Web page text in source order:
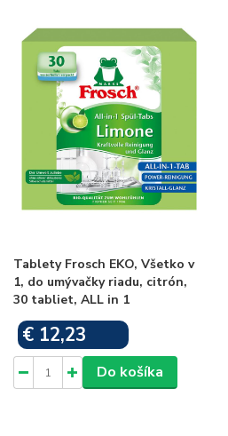
Tablety Frosch EKO, Všetko v
1, do umývačky riadu, citrón,
30 tabliet, ALL in 1
€ 12,23
Do košíka